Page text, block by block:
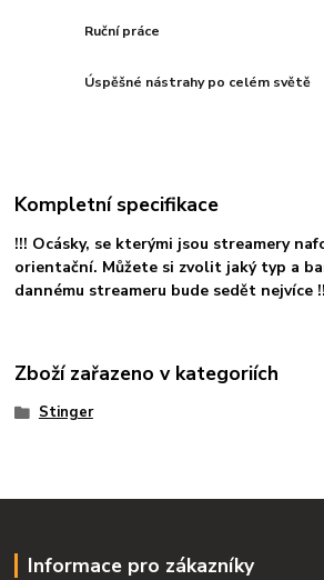
Ruční práce
Úspěšné nástrahy po celém světě
Kompletní specifikace
!!! Ocásky, se kterými jsou streamery
orientační. Můžete si zvolit jaký typ a
dannému streameru bude sedět nejvíce
Zboží zařazeno v kategoriích
Stinger
Informace pro zákazníky